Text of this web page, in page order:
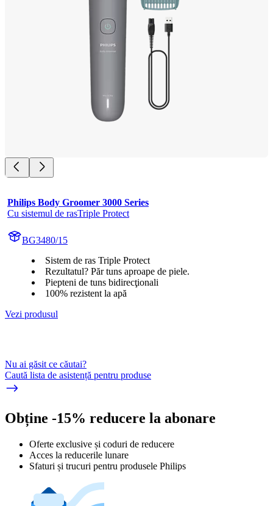
Philips Body Groomer 3000 Series
Cu sistemul de rasTriple Protect
BG3480/15
Sistem de ras Triple Protect
Rezultatul? Păr tuns aproape de piele.
Piepteni de tuns bidirecţionali
100% rezistent la apă
Vezi produsul
Nu ai găsit ce căutai?
Caută lista de asistență pentru produse
Obține -15% reducere la abonare
Oferte exclusive și coduri de reducere
Acces la reducerile lunare
Sfaturi și trucuri pentru produsele Philips